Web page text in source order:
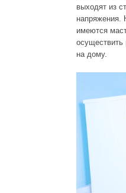
выходят из
напряжения.
имеются
осуществить
на дому.